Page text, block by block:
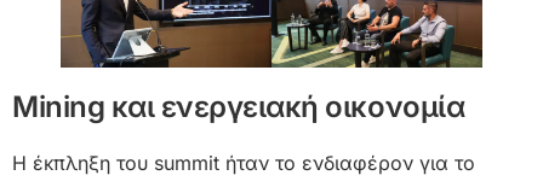
Mining και ενεργειακή οικονομία
Η έκπληξη του summit ήταν το ενδιαφέρον για το